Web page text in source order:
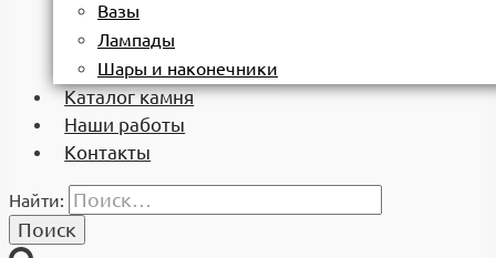
Вазы
Лампады
Шары и наконечники
Каталог камня
Наши работы
Контакты
Найти: